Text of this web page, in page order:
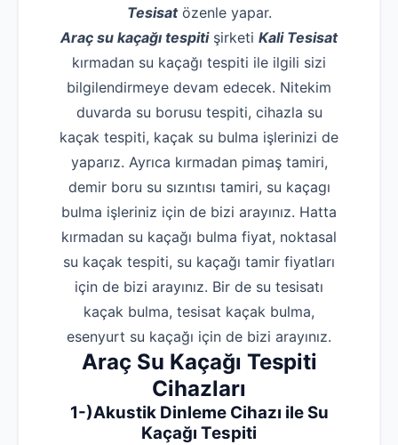
Tesisatözenle yapar.
Araç su kaçağı tespitişirketi Kali Tesisat
kırmadan su kaçağı tespiti ile ilgili sizi
bilgilendirmeye devam edecek. Nitekim
duvarda su borusu tespiti, cihazla su
kaçak tespiti, kaçak su bulma işlerinizi de
yaparız. Ayrıca kırmadan pimaş tamiri,
demir boru su sızıntısı tamiri, su kaçagı
bulma işleriniz için de bizi arayınız. Hatta
kırmadan su kaçağı bulma fiyat, noktasal
su kaçak tespiti, su kaçağı tamir fiyatları
için de bizi arayınız. Bir de su tesisatı
kaçak bulma, tesisat kaçak bulma,
esenyurt su kaçağı için de bizi arayınız.
AraçSu Kaçağı Tespiti
Cihazları
1-)Akustik Dinleme Cihazı ile Su
Kaçağı Tespiti